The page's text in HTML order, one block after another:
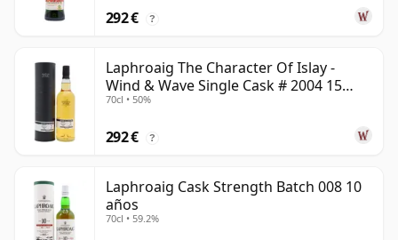
292 € ?
Laphroaig The Character Of Islay -
Wind & Wave Single Cask # 2004 15
años
70cl • 50%
292 € ?
Laphroaig Cask Strength Batch 008 10
años
70cl • 59.2%